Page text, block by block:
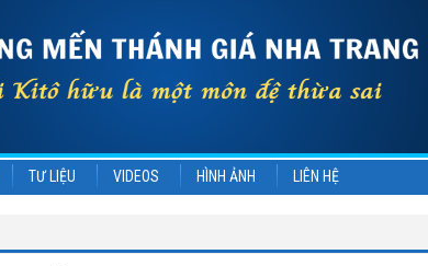
TƯ LIỆU VIDEOS HÌNH ẢNH LIÊN HỆ